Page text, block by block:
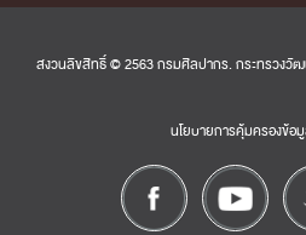
สงวนลิขสิทธิ์ © 2563 กรมศิลปากร. กระทรวงวั
นโยบายการคุ้มครองข้อ